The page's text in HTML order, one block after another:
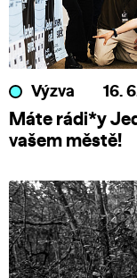
Výzva 16.
Máte rádi*y
vašem městě!